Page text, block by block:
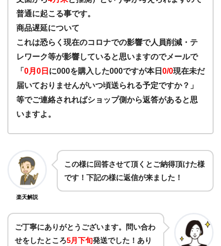
普通に起こる事です。
商品遅延について
これは恐らく現在のコロナでの影響で人員削減・テ
レワーク等が影響していると思いますのでメールで
「 0月0日 に000を購入した000ですが本日 0/0現在未だ
届いておりませんがいつ頃送られる予定ですか？」
等でご連絡されればショップ側から返答があると思
いますよ。
楽天解説
この様に回答させて頂くとご納得頂けた様
です！下記の様に返信が来ました！
ご丁寧にありがとうございます。問い合わ
せをしたところ5月下旬発送でした！あり